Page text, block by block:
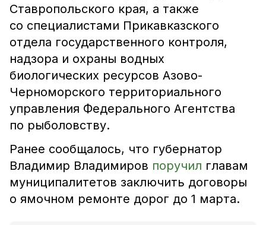
Ставропольского края, а также
со специалистами Прикавказского
отдела государственного контроля,
надзора и охраны водных
биологических ресурсов Азово-
Черноморского территориального
управления Федерального Агентства
по рыболовству.
Ранее сообщалось, что губернатор
Владимир Владимиров поручил главам
муниципалитетов заключить договоры
о ямочном ремонте дорог до 1 марта.